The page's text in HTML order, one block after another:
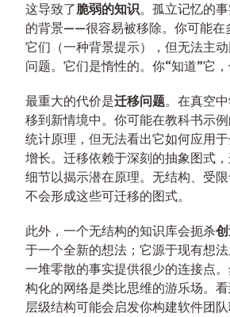
这导致了脆弱的知识。孤立记忆的
的背景——很容易被移除。你可能在
它们（一种背景提示），但无法主
问题。它们是惰性的。你“知道”它，
最重大的代价是迁移问题。在真空
移到新情境中。你可能在教科书示
统计原理，但无法看出它如何应用
增长。迁移依赖于深刻的抽象图式
细节以揭示潜在原理。无结构、受
不会形成这些可迁移的图式。
此外，一个无结构的知识库会扼杀
于一个全新的想法；它源于现有想法
一堆零散的事实提供很少的连接点
构化的网络是类比思维的游乐场。
层级结构可能会启发你构建软件团